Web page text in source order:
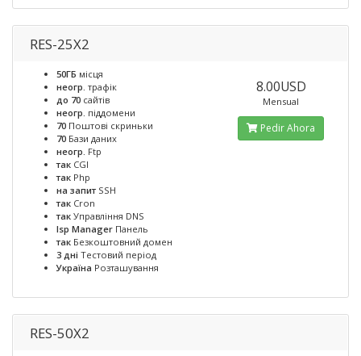
RES-25X2
50ГБ місця
неогр. трафік
до 70 сайтів
неогр. піддомени
70 Поштові скриньки
70 Бази даних
неогр. Ftp
так CGI
так Php
на запит SSH
так Cron
так Управління DNS
Isp Manager Панель
так Безкоштовний домен
3 дні Тестовий період
Україна Розташування
8.00USD
Mensual
Pedir Ahora
RES-50X2